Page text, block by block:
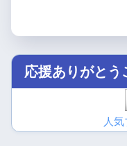
応援ありがとう
人